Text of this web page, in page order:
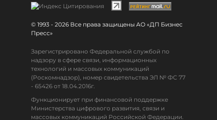
© 1993 - 2026 Все права защищены АО «ДП Бизнес
Пресс»
Зарегистрировано Федеральной службой по
надзору в сфере связи, информационных
технологий и массовых коммуникаций
(Роскомнадзор), номер свидетельства ЭЛ № ФС 77
- 65426 от 18.04.2016г.
Функционирует при финансовой поддержке
Министерства цифрового развития, связи и
массовых коммуникаций Российской Федерации.